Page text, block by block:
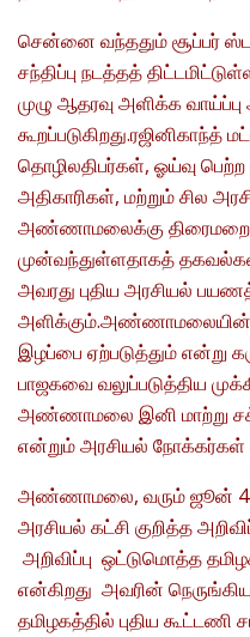
சென்னை வந்ததும் சூப்பர்
சந்திப்பு நடத்தத்
முழு ஆதரவு அளிக்க
கூறப்படுகிறது.ரஜினிகாந்த்
தொழிலதிபர்கள், ஓய்வு
அதிகாரிகள், மற்றும் சில
அண்ணாமலைக்கு
முன்வந்துள்ளதாகத்
அவரது புதிய அரசியல்
அளிக்கும்.அண்ணாமலையின்
இழப்பை ஏற்படுத்தும் என்று
பாஜகவை வலுப்படுத்திய
அண்ணாமலை இனி மாற்று
என்றும் அரசியல் நோக்கர்கள்
அண்ணாமலை, வரும் ஜூன் 4 ம்
அரசியல் கட்சி குறித்த
அறிவிப்பு ஒட்டுமொத்த
என்கிறது அவரின்
தமிழகத்தில் புதிய கூட்டணி